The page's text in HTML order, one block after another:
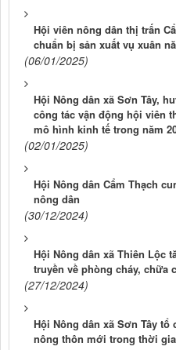
Hội viên nông dân thị trấn
chuẩn bị sản xuất vụ xuân
(06/01/2025)
Hội Nông dân xã Sơn Tây,
công tác vận động hội viên
mô hình kinh tế trong năm
(02/01/2025)
Hội Nông dân Cẩm Thạch
nông dân
(30/12/2024)
Hội Nông dân xã Thiên Lộc
truyền về phòng cháy, chữa
(27/12/2024)
Hội Nông dân xã Sơn Tây
nông thôn mới trong thời